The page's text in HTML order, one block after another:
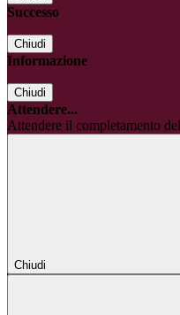
Successo
Chiudi
Informazione
Chiudi
Attendere...
Attendere il completamento
Chiudi